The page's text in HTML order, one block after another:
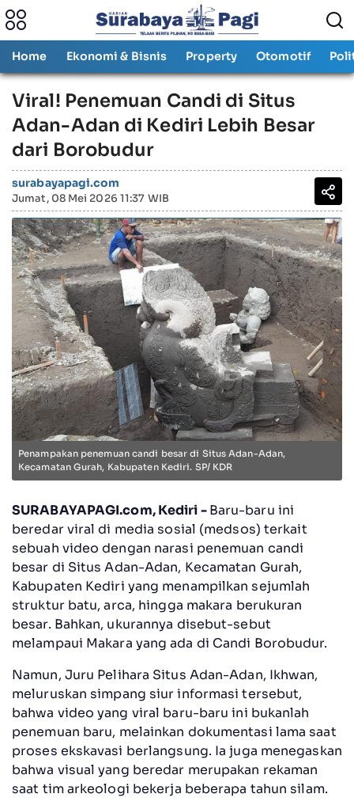
Home Ekonomi & Bisnis Property Otomotif
Viral! Penemuan Candi di Situs
Adan-Adan di Kediri Lebih Besar
dari Borobudur
surabayapagi.com
Jumat, 08 Mei 2026 11:37 WIB
Penampakan penemuan candi besar di Situs Adan-Adan,
Kecamatan Gurah, Kabupaten Kediri. SP/ KDR
SURABAYAPAGI.com, Kediri -Baru-baru ini
beredar viral di media sosial (medsos) terkait
sebuah video dengan narasi penemuan candi
besar di Situs Adan-Adan, Kecamatan Gurah,
Kabupaten Kediri yang menampilkan sejumlah
struktur batu, arca, hingga makara berukuran
besar. Bahkan, ukurannya disebut-sebut
melampaui Makara yang ada di Candi Borobudur.
Namun, Juru Pelihara Situs Adan-Adan, Ikhwan,
meluruskan simpang siur informasi tersebut,
bahwa video yang viral baru-baru ini bukanlah
penemuan baru, melainkan dokumentasi lama saat
proses ekskavasi berlangsung. Ia juga menegaskan
bahwa visual yang beredar merupakan rekaman
saat tim arkeologi bekerja beberapa tahun silam.